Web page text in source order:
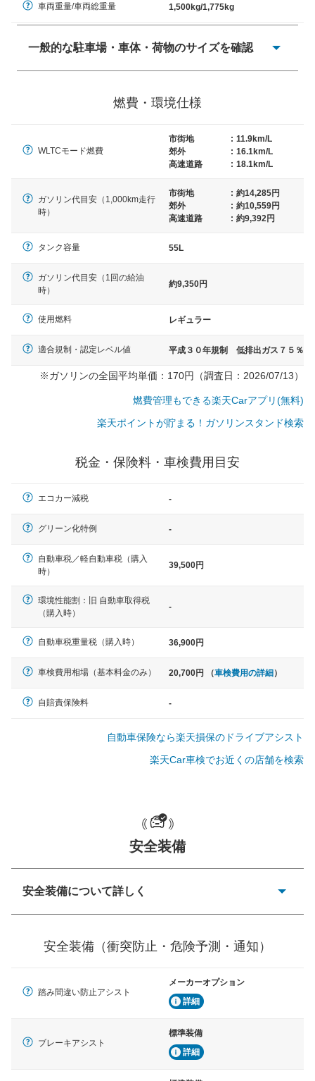
車両重量/車両総重量 1,500kg/1,775kg
一般的な駐車場・車体・荷物のサイズを確認
× 長さ 5,000mm 車路幅 5,000mmというサイズが標準値
クラウン、アルファード、フォレ
一般的な荷物のサイズの目安
燃費・環境仕様
WLTCモード燃費
市街地 : 11.9km/L
郊外
: 16.1km/L
高速道路
: 18.1km/L
ガソリン代目安（1,000km走行
時）
市街地 : 約14,285円
郊外
: 約10,559円
高速道路
: 約9,392円
タンク容量 55L
ガソリン代目安（1回の給油
時）
約9,350円
使用燃料 レギュラー
適合規制・認定レベル値 平成３０年規制 低排出ガス７５％
※ガソリンの全国平均単価：170円（調査日：2026/07/13）
燃費管理もできる楽天Carアプリ(無料)
楽天ポイントが貯まる！ガソリンスタンド検索
税金・保険料・車検費用目安
エコカー減税 -
グリーン化特例 -
自動車税／軽自動車税（購入
時）
39,500円
環境性能割：旧 自動車取得税
（購入時）
-
自動車税重量税（購入時） 36,900円
車検費用相場（基本料金のみ） 20,700円 （車検費用の詳細）
自賠責保険料 -
自動車保険なら楽天損保のドライブアシスト
楽天Car車検でお近くの店舗を検索
安全装備
安全装備について詳しく
ーキアシスト、ABSなどが装備されています。
見えにくい場所に潜む危険を予測・通知するためのシス
テムなどが装備されています。
車線のはみだしやふらつきを防止するためにレーンキー
プアシストなどが装備されています
安全装備（衝突防止・危険予測・通知）
踏み間違い防止アシスト
メーカーオプション
詳細
ブレーキアシスト
標準装備
詳細